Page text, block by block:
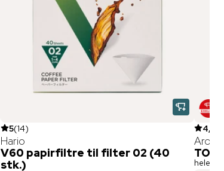
5(14)
Hario
V60 papirfiltre til filter 02 (40
stk.)
4,9
TO
hele